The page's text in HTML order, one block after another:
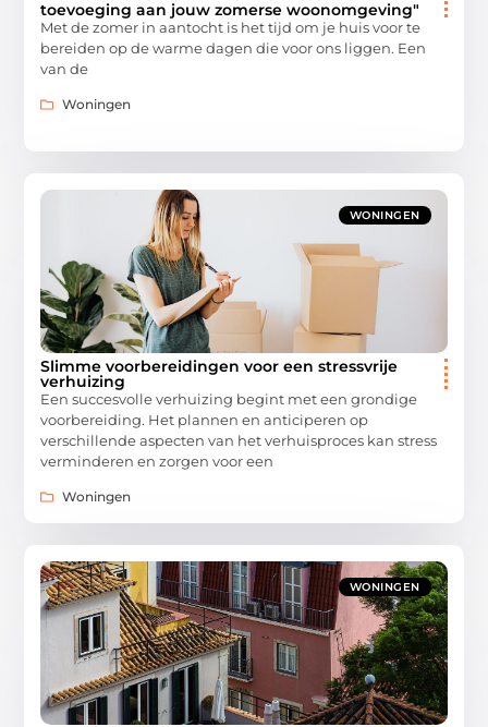
toevoeging aan jouw zomerse woonomgeving"
Met de zomer in aantocht is het tijd om je huis voor te
bereiden op de warme dagen die voor ons liggen. Een
van de
Woningen
WONINGEN
Slimme voorbereidingen voor een stressvrije
verhuizing
Een succesvolle verhuizing begint met een grondige
voorbereiding. Het plannen en anticiperen op
verschillende aspecten van het verhuisproces kan stress
verminderen en zorgen voor een
Woningen
WONINGEN